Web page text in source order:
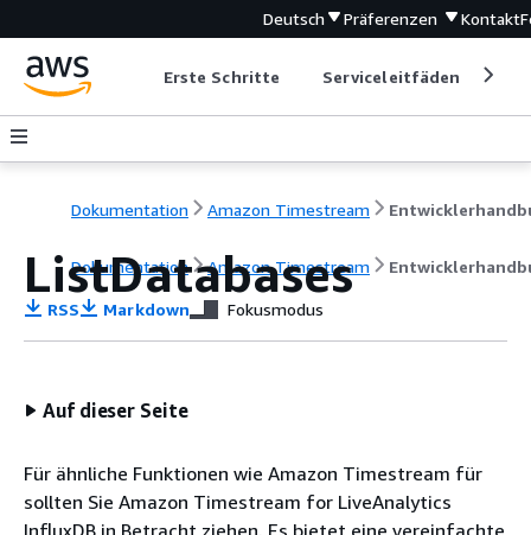
Deutsch Präferenzen Kontakt
Erste Schritte Serviceleitfäden
Dokumentation Amazon Timestream
Dokumentation Amazon Timestream
ListDatabases
RSS Markdown Fokusmodus
Auf dieser Seite
Für ähnliche Funktionen wie Amazon Timestream für
sollten Sie Amazon Timestream for LiveAnalytics
InfluxDB in Betracht ziehen. Es bietet eine vereinfachte